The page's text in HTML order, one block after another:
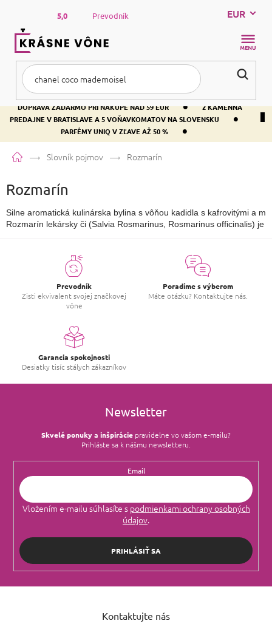
obsah
DOPRAVA ZADARMO PRI NÁKUPE NAD 59 EUR •
2 KAMENNÁ
PREDAJNE V BRATISLAVE A 5 VOŇAVKOMATOV NA SLOVENSKU
•
PARFÉMY UNIQ V ZĽAVE AŽ 50 % •
5,0 Prevodník EUR
DomovSlovník pojmov Rozmarín
Rozmarín
Silne aromatická kulinárska bylina s vôňou kadidla s kafrovitými a
Rozmarín lekársky či (Salvia Rosmarinus, Rosmarinus officinalis)
Prevodník
Zisti ekvivalent svojej značkovej
vône
Poradíme s výberom
Máte otázku? Kontaktujte nás.
Garancia spokojnosti
Desiatky tisíc stálych zákazníkov
Newsletter
Skvelé ponuky a inšpirácie pravidelne vo vašom e‑mailu?
Prihláste sa k nášmu newsletteru.
Email
Vložením e-mailu súhlasíte s podmienkami ochrany osobných
údajov.
PRIHLÁSIŤ SA
Kontaktujte nás